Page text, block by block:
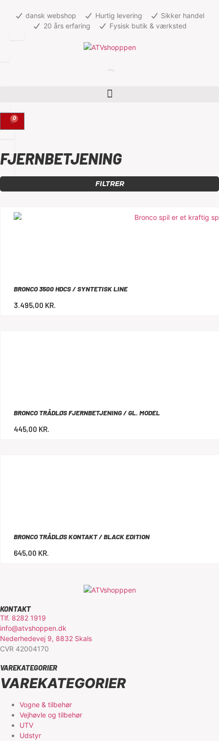
dansk webshop Hurtig levering
Sikker handel
20 års erfaring
Fysisk butik & værksted
0
FJERNBETJENING
FILTRER
BRONCO 3500 HDCS / SYNTETISK LINE
3.495,00 KR.
BRONCO TRÅDLØS FJERNBETJENING / GL. MODEL
445,00 KR.
BRONCO TRÅDLØS KONTAKT / BLACK EDITION
645,00 KR.
KONTAKT
Tlf. 8282 1919
info@atvshoppen.dk
Nederhedevej 9, 8832 Skals
CVR 42004170
VAREKATEGORIER
VAREKATEGORIER
Vogne & tilbehør
Vejhøvle og tilbehør
UTV
Udstyr